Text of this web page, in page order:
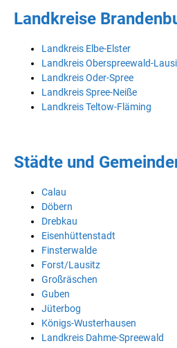
Landkreise
Landkreis Elbe-Elster
Landkreis Oberspreewald-
Landkreis Oder-Spree
Landkreis Spree-Neiße
Landkreis Teltow-Fläming
Städte und
Calau
Döbern
Drebkau
Eisenhüttenstadt
Finsterwalde
Forst/Lausitz
Großräschen
Guben
Jüterbog
Königs-Wusterhausen
Landkreis Dahme-Spreewald